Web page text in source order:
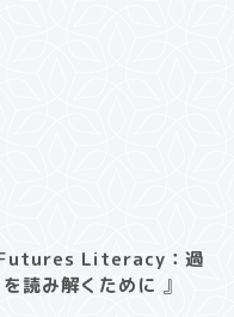
Futures Literacy：過
読み解くために 』